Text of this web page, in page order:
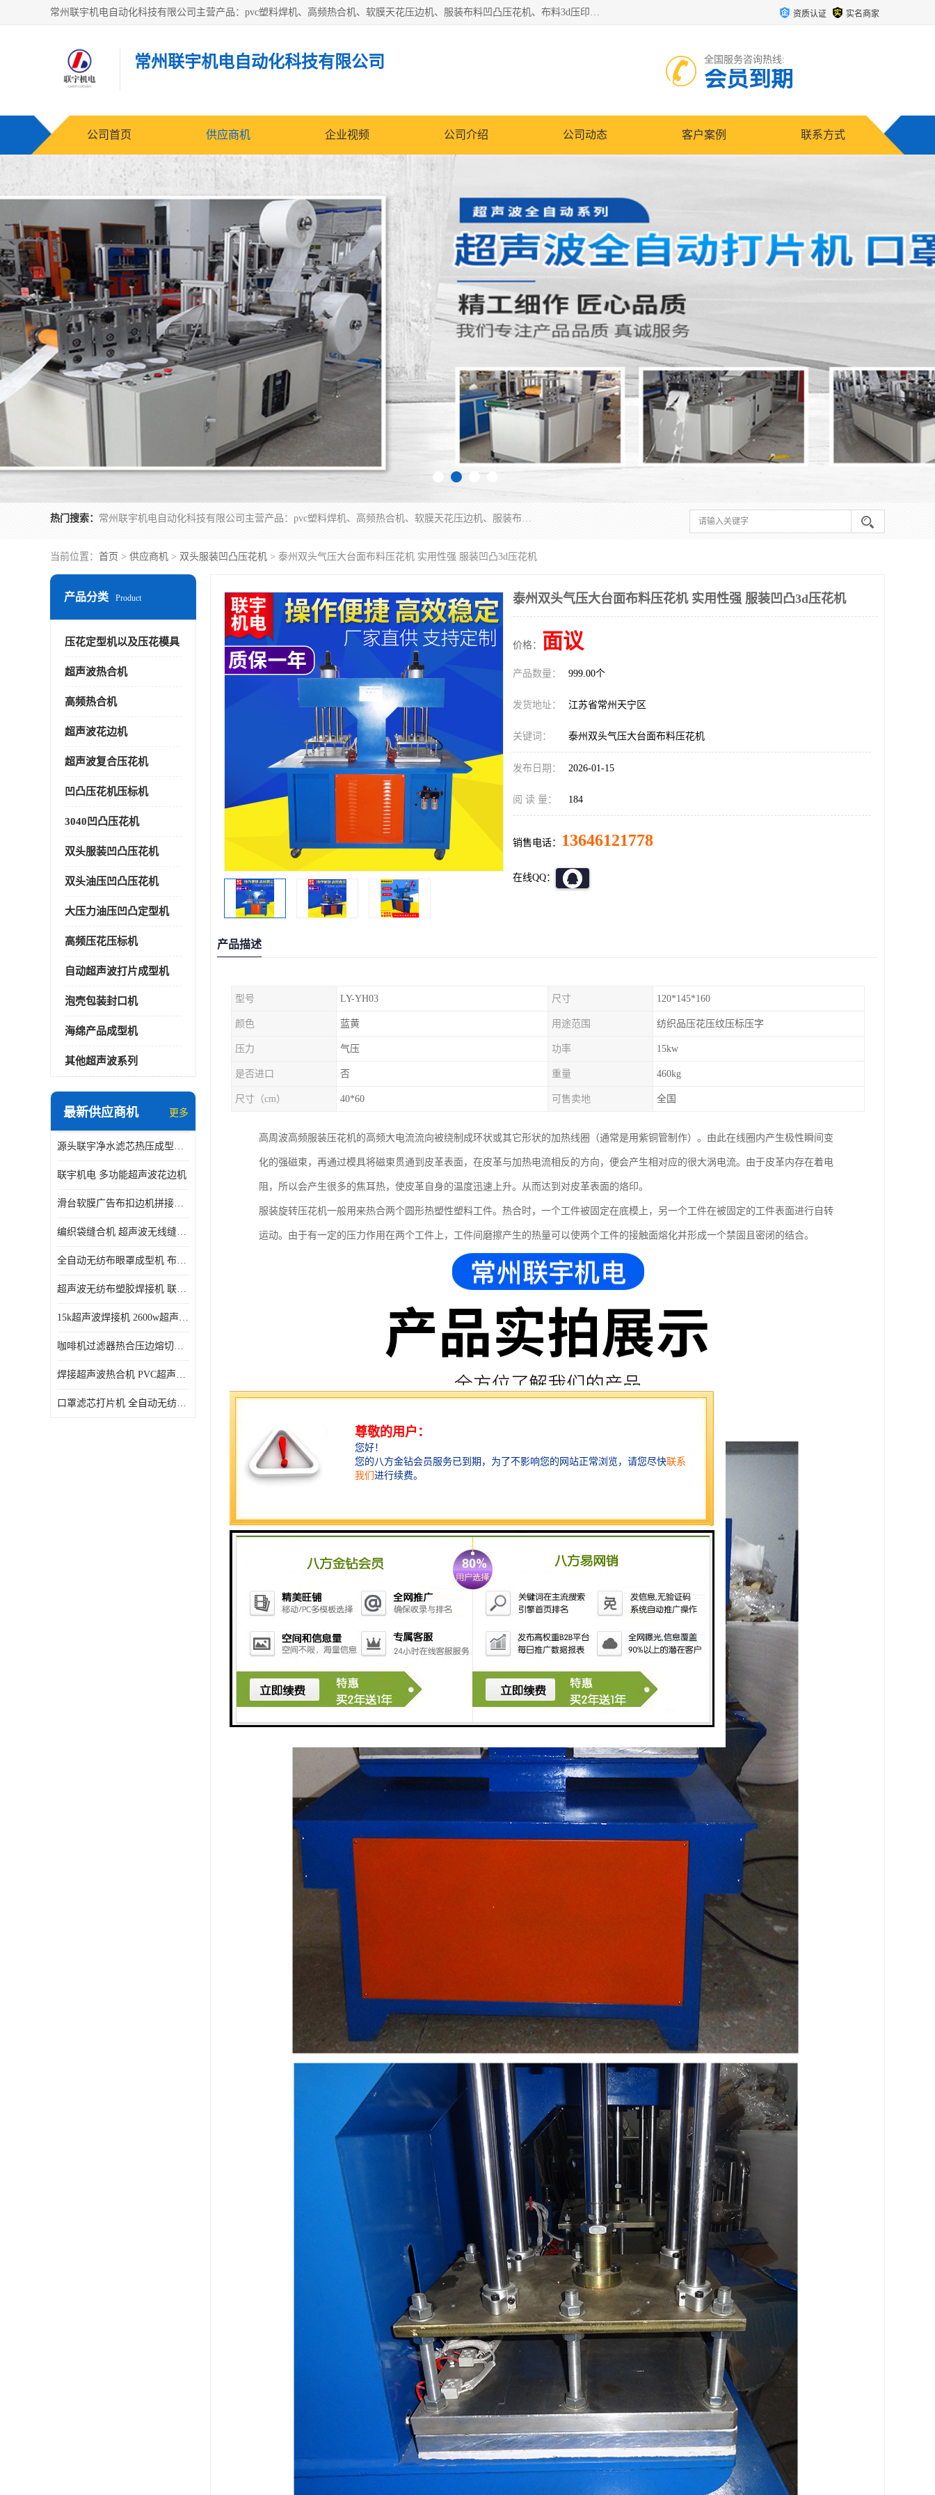
常州联宇机电自动化科技有限公司主营产品：pvc塑料焊机、高频热合机、软膜天花压边机、服装布料凹凸压花机、布料3d压印设备、服装植胶设备、超声波布料花边机、无纺布热合机、全自动压花机。 资质认证 实名商家
常州联宇机电自动化科技有限公司 全国服务咨询热线:
会员到期
公司首页 供应商机 企业视频 公司介绍 公司动态 客户案例 联系方式
热门搜索： 常州联宇机电自动化科技有限公司主营产品：pvc塑料焊机、高频热合机、软膜天花压边机、服装布料凹凸压花机、布料3d压印设备、服装植胶设备、超声波布料花边机、无纺布热合机、全自动压花机。
当前位置： 首页 > 供应商机 > 双头服装凹凸压花机 > 泰州双头气压大台面布料压花机 实用性强 服装凹凸3d压花机
产品分类 Product
压花定型机以及压花模具
超声波热合机
高频热合机
超声波花边机
超声波复合压花机
凹凸压花机压标机
3040凹凸压花机
双头服装凹凸压花机
双头油压凹凸压花机
大压力油压凹凸定型机
高频压花压标机
自动超声波打片成型机
泡壳包装封口机
海绵产品成型机
其他超声波系列
最新供应商机 更多
源头联宇净水滤芯热压成型机器 超声波大功率封边机
联宇机电 多功能超声波花边机
滑台软膜广告布扣边机拼接机用于焊接热合拼接作用
编织袋缝合机 超声波无线缝合机 厂家现货供应
全自动无纺布眼罩成型机 布料海绵眼罩热合切边机
超声波无纺布塑胶焊接机 联宇制造
15k超声波焊接机 2600w超声波焊接机 联宇制造
咖啡机过滤器热合压边熔切机 超声波无纺布喷胶棉热合机
焊接超声波热合机 PVC超声波焊接机 无纺布超声波设备
口罩滤芯打片机 全自动无纺布压花压标设备 多层料复合机
泰州双头气压大台面布料压花机 实用性强 服装凹凸3d压花机
价格： 面议
产品数量： 999.00个
发货地址： 江苏省常州天宁区
关键词： 泰州双头气压大台面布料压花机
发布日期： 2026-01-15
阅 读 量： 184
销售电话： 13646121778
在线QQ：
产品描述
型号 LY-YH03 尺寸 120*145*160
颜色 蓝黄 用途范围 纺织品压花压纹压标压字
压力 气压 功率 15kw
是否进口 否 重量 460kg
尺寸（cm） 40*60 可售卖地 全国
高周波高频服装压花机的高频大电流流向被绕制成环状或其它形状的加热线圈（通常是用紫铜管制作）。由此在线圈内产生极性瞬间变
化的强磁束，再通过模具将磁束贯通到皮革表面，在皮革与加热电流相反的方向，便会产生相对应的很大涡电流。由于皮革内存在着电
阻，所以会产生很多的焦耳热，使皮革自身的温度迅速上升。从而达到对皮革表面的烙印。
服装旋转压花机一般用来热合两个圆形热塑性塑料工件。热合时，一个工件被固定在底模上，另一个工件在被固定的工件表面进行自转
运动。由于有一定的压力作用在两个工件上，工件间磨擦产生的热量可以使两个工件的接触面熔化并形成一个禁固且密闭的结合。